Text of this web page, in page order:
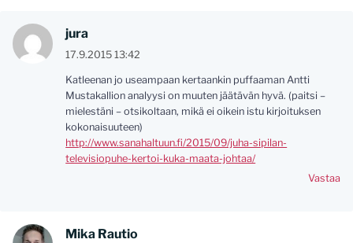
jura
17.9.2015 13:42
Katleenan jo useampaan kertaankin puffaaman Antti
Mustakallion analyysi on muuten jäätävän hyvä. (paitsi –
mielestäni – otsikoltaan, mikä ei oikein istu kirjoituksen
kokonaisuuteen)
http://www.sanahaltuun.fi/2015/09/juha-sipilan-
televisiopuhe-kertoi-kuka-maata-johtaa/
Vastaa
Mika Rautio